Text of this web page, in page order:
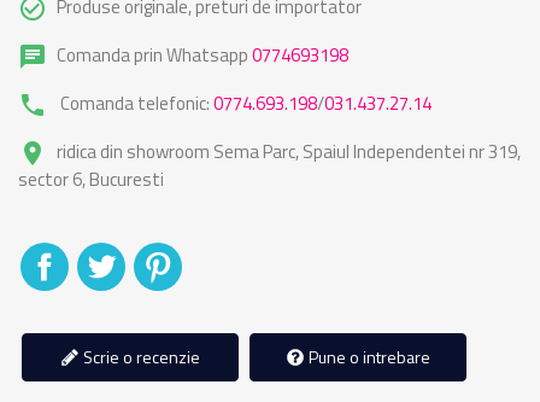
check_circle_outline Produse originale, preturi de importator
chat Comanda prin Whatsapp0774693198
phone Comanda telefonic:0774.693.198/031.437.27.14
place
ridica din showroom Sema Parc, Spaiul Independentei nr 319,
sector 6, Bucuresti
DistribuitiTweet
Scrie o recenzie Pune o intrebare